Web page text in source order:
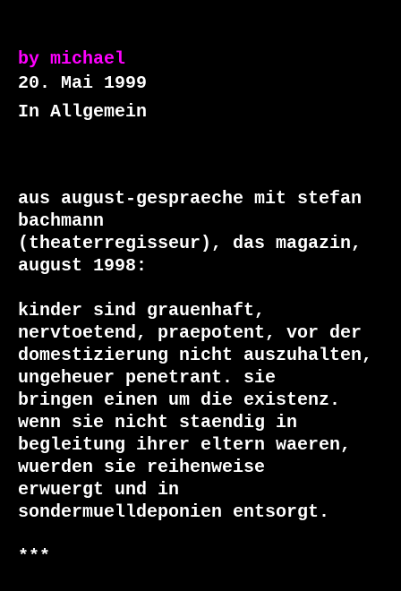
by michael
20. Mai 1999
In Allgemein
aus august-gespraeche mit stefan
bachmann
(theaterregisseur), das magazin,
august 1998:
kinder sind grauenhaft,
nervtoetend, praepotent, vor der
domestizierung nicht auszuhalten,
ungeheuer penetrant. sie
bringen einen um die existenz.
wenn sie nicht staendig in
begleitung ihrer eltern waeren,
wuerden sie reihenweise
erwuergt und in
sondermuelldeponien entsorgt.
***